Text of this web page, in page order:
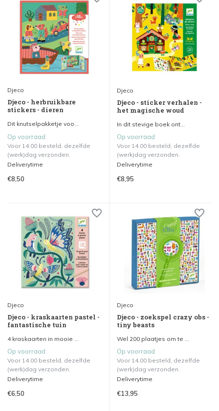
Djeco
Djeco - herbruikbare
stickers - dieren
Dit knutselpakketje voo...
Op voorraad
Voor 14.00 besteld, dezelfde
(werk)dag verzonden.
Deliverytime
€8,50
Djeco
Djeco - sticker verhalen -
het magische woud
In dit stevige boek ont...
Op voorraad
Voor 14.00 besteld, dezelfde
(werk)dag verzonden.
Deliverytime
€8,95
Djeco
Djeco - kraskaarten pastel -
fantastische tuin
4 kraskaarten in mooie ...
Op voorraad
Voor 14.00 besteld, dezelfde
(werk)dag verzonden.
Deliverytime
€6,50
Djeco
Djeco - zoekspel crazy obs -
tiny beasts
Wel 200 plaatjes om te ...
Op voorraad
Voor 14.00 besteld, dezelfde
(werk)dag verzonden.
Deliverytime
€13,95